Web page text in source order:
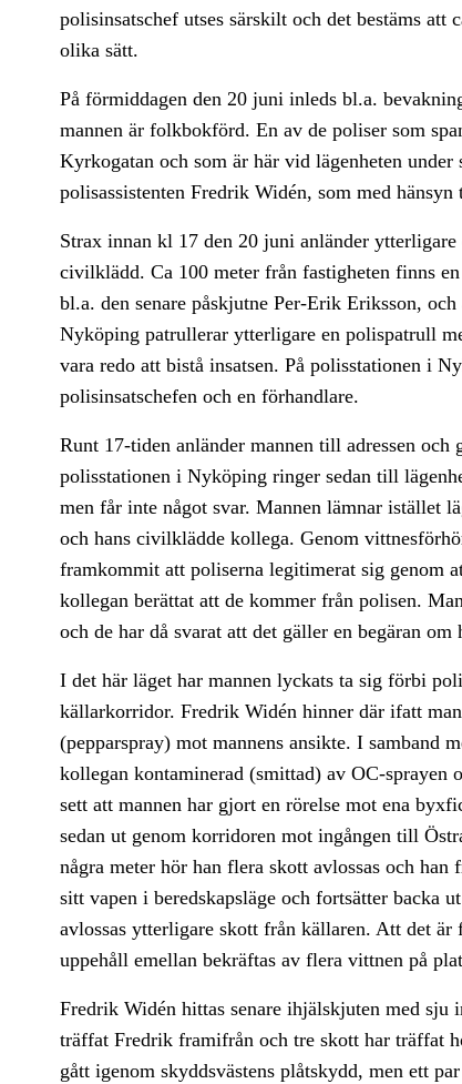
polisinsatschef utses särskilt och det bestäms att
olika sätt.
På förmiddagen den 20 juni inleds bl.a.
mannen är folkbokförd. En av de poliser som
Kyrkogatan och som är här vid lägenheten under
polisassistenten Fredrik Widén, som med
Strax innan kl 17 den 20 juni anländer
civilklädd. Ca 100 meter från fastigheten finns
bl.a. den senare påskjutne Per-Erik Eriksson,
Nyköping patrullerar ytterligare en polispatrull
vara redo att bistå insatsen. På polisstationen i
polisinsatschefen och en förhandlare.
Runt 17-tiden anländer mannen till adressen
polisstationen i Nyköping ringer sedan till
men får inte något svar. Mannen lämnar istället
och hans civilklädde kollega. Genom
framkommit att poliserna legitimerat sig genom
kollegan berättat att de kommer från polisen.
och de har då svarat att det gäller en begäran om
I det här läget har mannen lyckats ta sig förbi
källarkorridor. Fredrik Widén hinner där ifatt
(pepparspray) mot mannens ansikte. I samband
kollegan kontaminerad (smittad) av OC-sprayen
sett att mannen har gjort en rörelse mot ena
sedan ut genom korridoren mot ingången till
några meter hör han flera skott avlossas och
sitt vapen i beredskapsläge och fortsätter backa
avlossas ytterligare skott från källaren. Att det är
uppehåll emellan bekräftas av flera vittnen på
Fredrik Widén hittas senare ihjälskjuten med sju
träffat Fredrik framifrån och tre skott har träffat
gått igenom skyddsvästens plåtskydd, men ett